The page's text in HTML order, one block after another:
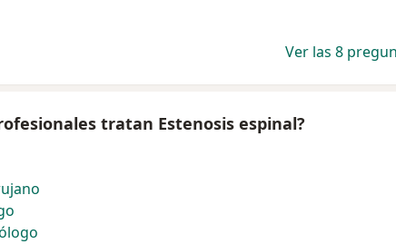
Ver las 8
tratan Estenosis espinal?